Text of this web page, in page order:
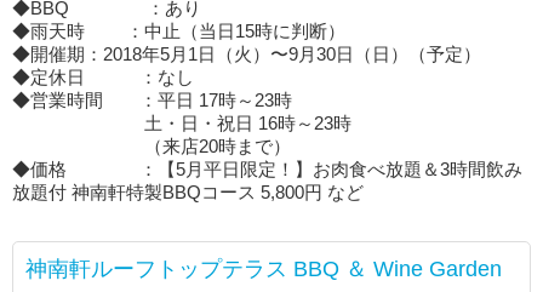
◆BBQ ：あり
◆雨天時 ：中止（当日15時に判断）
◆開催期：2018年5月1日（火）〜9月30日（日）（予定）
◆定休日 ：なし
◆営業時間 ：平日 17時～23時
土・日・祝日 16時～23時
（来店20時まで）
◆価格 ：【5月平日限定！】お肉食べ放題＆3時間飲み
放題付 神南軒特製BBQコース 5,800円 など
神南軒ルーフトップテラス BBQ ＆ Wine Garden